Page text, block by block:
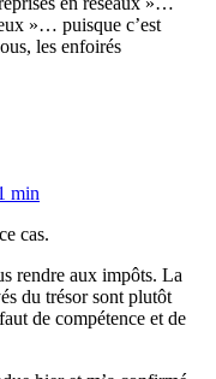
»… puisque c’est
les enfoirés
min
cas.
rendre aux impôts. La
du trésor sont plutôt
de compétence et de